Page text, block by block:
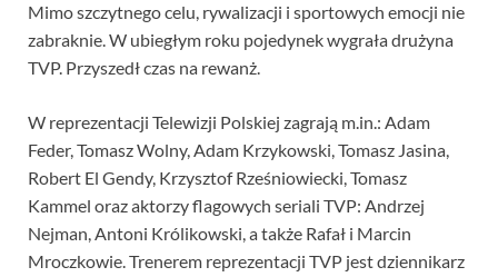
Mimo szczytnego celu, rywalizacji i sportowych emocji nie
zabraknie. W ubiegłym roku pojedynek wygrała drużyna
TVP. Przyszedł czas na rewanż.
W reprezentacji Telewizji Polskiej zagrają m.in.: Adam
Feder, Tomasz Wolny, Adam Krzykowski, Tomasz Jasina,
Robert El Gendy, Krzysztof Rześniowiecki, Tomasz
Kammel oraz aktorzy flagowych seriali TVP: Andrzej
Nejman, Antoni Królikowski, a także Rafał i Marcin
Mroczkowie. Trenerem reprezentacji TVP jest dziennikarz